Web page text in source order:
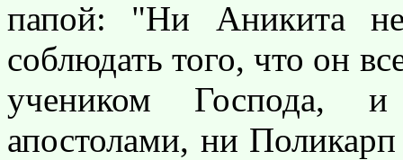
папой: "Ни Аникита
соблюдать того, что он
учеником Господа,
апостолами, ни